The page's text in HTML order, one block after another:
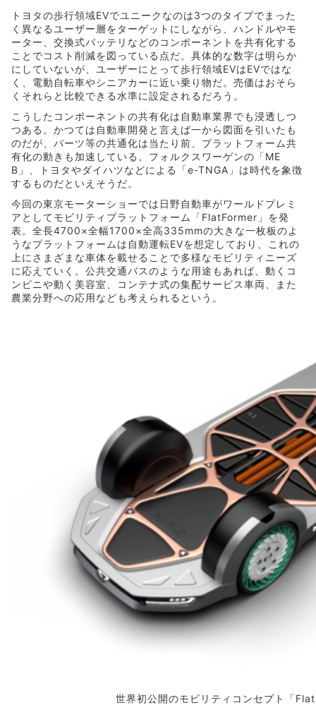
トヨタの歩行領域EVでユニークなのは3つのタイプでまった
く異なるユーザー層をターゲットにしながら、ハンドルやモ
ーター、交換式バッテリなどのコンポーネントを共有化する
ことでコスト削減を図っている点だ。具体的な数字は明らか
にしていないが、ユーザーにとって歩行領域EVはEVではな
く、電動自転車やシニアカーに近い乗り物だ。売価はおそら
くそれらと比較できる水準に設定されるだろう。
こうしたコンポーネントの共有化は自動車業界でも浸透しつ
つある。かつては自動車開発と言えば一から図面を引いたも
のだが、パーツ等の共通化は当たり前、プラットフォーム共
有化の動きも加速している。フォルクスワーゲンの「ME
B」、トヨタやダイハツなどによる「e-TNGA」は時代を象徴
するものだといえそうだ。
今回の東京モーターショーでは日野自動車がワールドプレミ
アとしてモビリティプラットフォーム「FlatFormer」を発
表。全長4700×全幅1700×全高335mmの大きな一枚板のよ
うなプラットフォームは自動運転EVを想定しており、これの
上にさまざまな車体を載せることで多様なモビリティニーズ
に応えていく。公共交通バスのような用途もあれば、動くコ
ンビニや動く美容室、コンテナ式の集配サービス車両、また
農業分野への応用なども考えられるという。
世界初公開のモビリティコンセプト「